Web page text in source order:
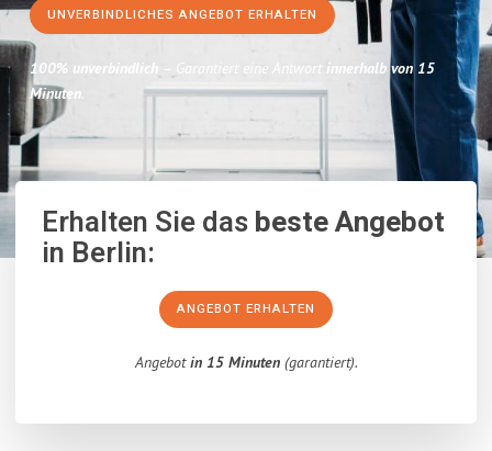
UNVERBINDLICHES ANGEBOT ERHALTEN
100% unverbindlich – Garantiert eine Antwort innerhalb von 15
Minuten.
Erhalten Sie dasbeste Angebot
in Berlin:
ANGEBOT ERHALTEN
Angebotin 15 Minuten(garantiert).